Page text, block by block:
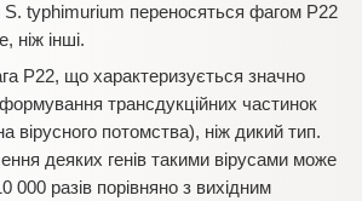
S. typhimurium переносяться фагом P22
ніж інші.
P22, що характеризується значно
трансдукційних частинок
вірусного потомства), ніж дикий тип.
деяких генів такими вірусами може
000 разів порівняно з вихідним